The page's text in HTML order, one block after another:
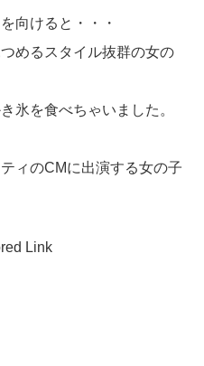
向けると・・・
めるスタイル抜群の女の
氷を食べちゃいました。
ィのCMに出演する女の子
Link